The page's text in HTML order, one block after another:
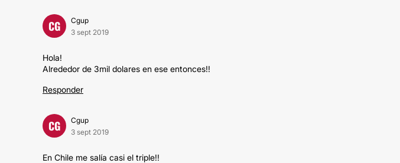
CG
Cgup
3 sept 2019
Hola!
Alrededor de 3mil dolares en ese entonces!!
Responder
CG
Cgup
3 sept 2019
En Chile me salía casi el triple!!